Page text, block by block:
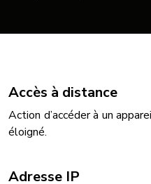
Accès à distance
Action d’accéder à un
éloigné.
Adresse IP